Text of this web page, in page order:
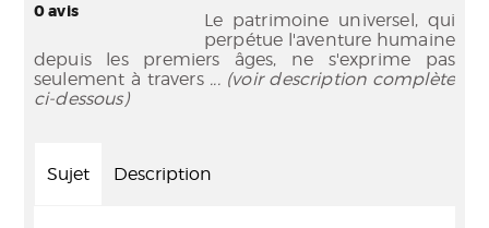
0avis
Le patrimoine universel, qui
perpétue l'aventure humaine
depuis les premiers âges, ne s'exprime pas
seulement à travers ... (voir description complète
ci-dessous)
Sujet Description